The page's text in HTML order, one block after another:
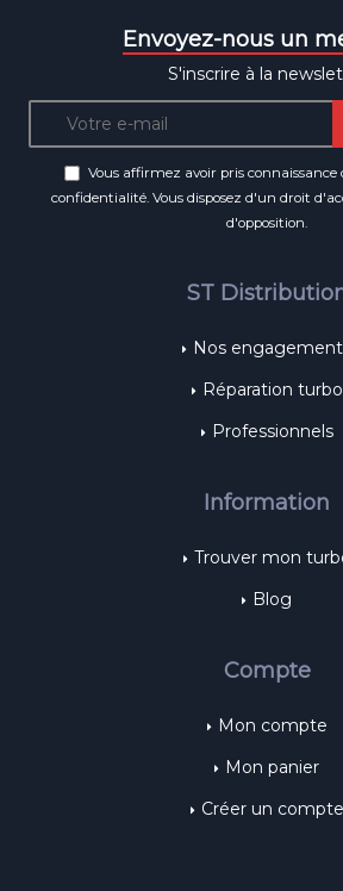
Envoyez-nous un
S'inscrire à la
Vous affirmez avoir pris connaissance
confidentialité. Vous disposez d'un droit
d'opposition.
ST
Nos
Réparation turbo
Professionnels
Information
Trouver mon
Blog
Compte
Mon compte
Mon panier
Créer un compte